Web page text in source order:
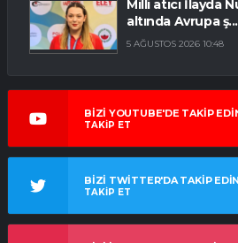
Milli atıcı İlayda
altında Avrupa ş...
5 AĞUSTOS 2026 10:48
BİZİ YOUTUBE'DE TAKİP
TAKİP ET
BİZİ TWİTTER'DA TAKİP EDİN
TAKİP ET